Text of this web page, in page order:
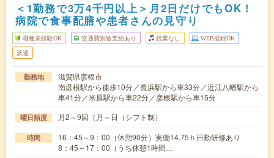
＜1勤務で3万4千円以上＞月2日だけでもOK！
病院で食事配膳や患者さんの見守り
職種未経験OK 交通費別途支給あり 残業なし WEB登録OK
派遣
勤務地
滋賀県彦根市
南彦根駅から徒歩10分／長浜駅から車33分／近江八幡駅から
車41分／米原駅から車22分／彦根駅から車15分
曜日頻度 月2～9回（月～日（シフト制）
時間
16：45～9：00（休憩90分）実働14.75ｈ日勤研修あり
8：45～17：00（うち休憩1時間…